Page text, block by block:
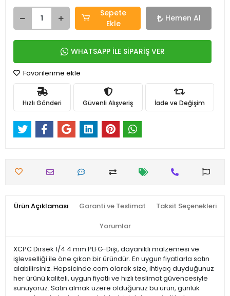
Sepete
Ekle
Hemen Al
WHATSAPP İLE SİPARİŞ VER
Favorilerime ekle
Hızlı Gönderi Güvenli Alışveriş İade ve Değişim
Ürün Açıklaması Garanti ve Teslimat Taksit Seçenekleri
Yorumlar
XCPC Dirsek 1/4 4 mm PLFG-Dişi, dayanıklı malzemesi ve
işlevselliği ile öne çıkan bir üründür. En uygun fiyatlarla satın
alabilirsiniz. Hepsicinde.com olarak size, ihtiyaç duyduğunuz
her ürünü kaliteli, uygun fiyatlı ve hızlı teslimat güvencesiyle
sunuyoruz. Satın almak üzere olduğunuz bu ürün, günlük